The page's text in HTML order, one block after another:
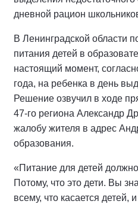
дневной рацион
В Ленинградской области
питания детей в
настоящий момент,
года, на ребенка в день
Решение озвучил в ходе
47-го региона Александр
жалобу жителя в адрес
образования.
«Питание для детей
Потому, что это дети. Вы
всему, что касается детей,